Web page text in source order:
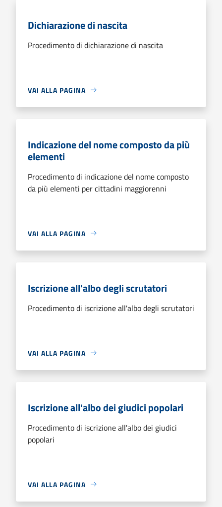
Dichiarazione di nascita
Procedimento di dichiarazione di nascita
VAI ALLA PAGINA
Indicazione del nome composto da più
elementi
Procedimento di indicazione del nome composto
da più elementi per cittadini maggiorenni
VAI ALLA PAGINA
Iscrizione all'albo degli scrutatori
Procedimento di iscrizione all'albo degli scrutatori
VAI ALLA PAGINA
Iscrizione all'albo dei giudici popolari
Procedimento di iscrizione all'albo dei giudici
popolari
VAI ALLA PAGINA